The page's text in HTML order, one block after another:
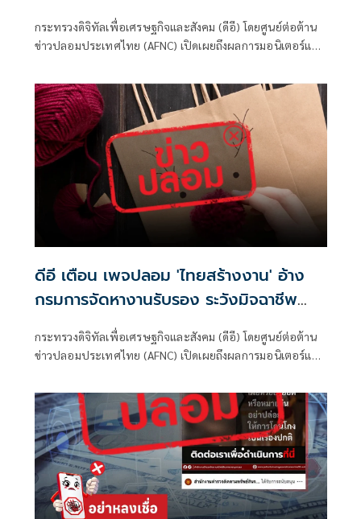
ติดตามรับเงินคืนจาก 'สแกมเมอร์' ระวัง
สูญเงิน-ข้อมูลส่วนบุคคล
กระทรวงดิจิทัลเพื่อเศรษฐกิจและสังคม (ดีอี) โดยศูนย์ต่อต้าน
ข่าวปลอมประเทศไทย (AFNC) เปิดเผยถึงผลการมอนิเตอร์และ
ปัญหาภัยความมั่นคงและภัยทางสังคมของนายไชยชนก ชิดชอบ
รัฐมนตรีว่าการกระทรวงดิจิทัลเพื่อเศรษฐกิจและสังคม (ดีอี)
โดยยกระดับความสำคัญเรื่องการสร้างความตระหนักรู้เท่าทัน
ภัยอาชญากรรมทางเทคโนโลยี ข่าวปลอม และข้อมูลบิดเบือน
ดีอี เตือน เพจปลอม 'ไทยสร้างงาน' อ้าง
กรมการจัดหางานรับรอง ระวังมิจฉาชีพ
หลอก สูญเงิน-ข้อมูลส่วนบุคคล
กระทรวงดิจิทัลเพื่อเศรษฐกิจและสังคม (ดีอี) โดยศูนย์ต่อต้าน
ข่าวปลอมประเทศไทย (AFNC) เปิดเผยถึงผลการมอนิเตอร์และ
ปัญหาภัยความมั่นคงและภัยทางสังคมของนายไชยชนก ชิดชอบ
รัฐมนตรีว่าการกระทรวงดิจิทัลเพื่อเศรษฐกิจและสังคม (ดีอี)
โดยยกระดับความสำคัญเรื่องการสร้างความตระหนักรู้เท่าทัน
ภัยอาชญากรรมทางเทคโนโลยี ข่าวปลอม และข้อมูลบิดเบือน